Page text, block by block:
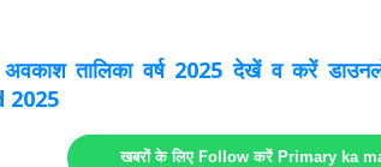
की अवकाश तालिका वर्ष 2025 देखें व करें
2025
खबरों के लिए Follow करें Primary ka